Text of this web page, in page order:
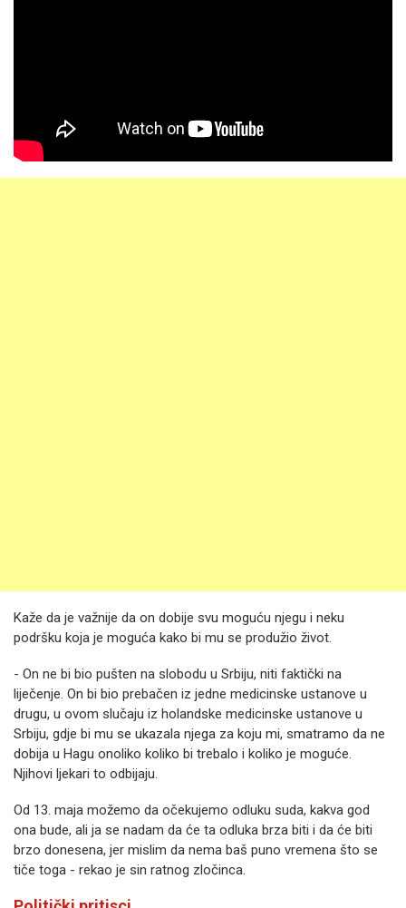
Kaže da je važnije da on dobije svu moguću njegu i neku
podršku koja je moguća kako bi mu se produžio život.
- On ne bi bio pušten na slobodu u Srbiju, niti faktički na
liječenje. On bi bio prebačen iz jedne medicinske ustanove u
drugu, u ovom slučaju iz holandske medicinske ustanove u
Srbiju, gdje bi mu se ukazala njega za koju mi, smatramo da ne
dobija u Hagu onoliko koliko bi trebalo i koliko je moguće.
Njihovi ljekari to odbijaju.
Od 13. maja možemo da očekujemo odluku suda, kakva god
ona bude, ali ja se nadam da će ta odluka brza biti i da će biti
brzo donesena, jer mislim da nema baš puno vremena što se
tiče toga - rekao je sin ratnog zločinca.